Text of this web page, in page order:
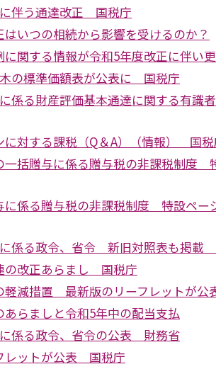
伴う通達改正 国税庁
いつの相続から影響を受けるのか？
に関する情報が令和5年度改正に伴い
の標準価額表が公表に 国税庁
係る財産評価基本通達に関する有識
に対する課税（Q＆A）（情報） 国
一括贈与に係る贈与税の非課税制度
に係る贈与税の非課税制度 特設ペー
係る政令、省令 新旧対照表も掲載
の改正あらまし 国税庁
軽減措置 最新版のリーフレットが
らましと令和5年中の配当支払
係る政令、省令の公表 財務省
レットが公表 国税庁